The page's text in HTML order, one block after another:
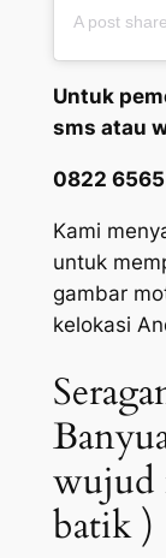
Untuk
sms atau
0822
Kami
untuk
gambar
kelokasi
wujud
batik )